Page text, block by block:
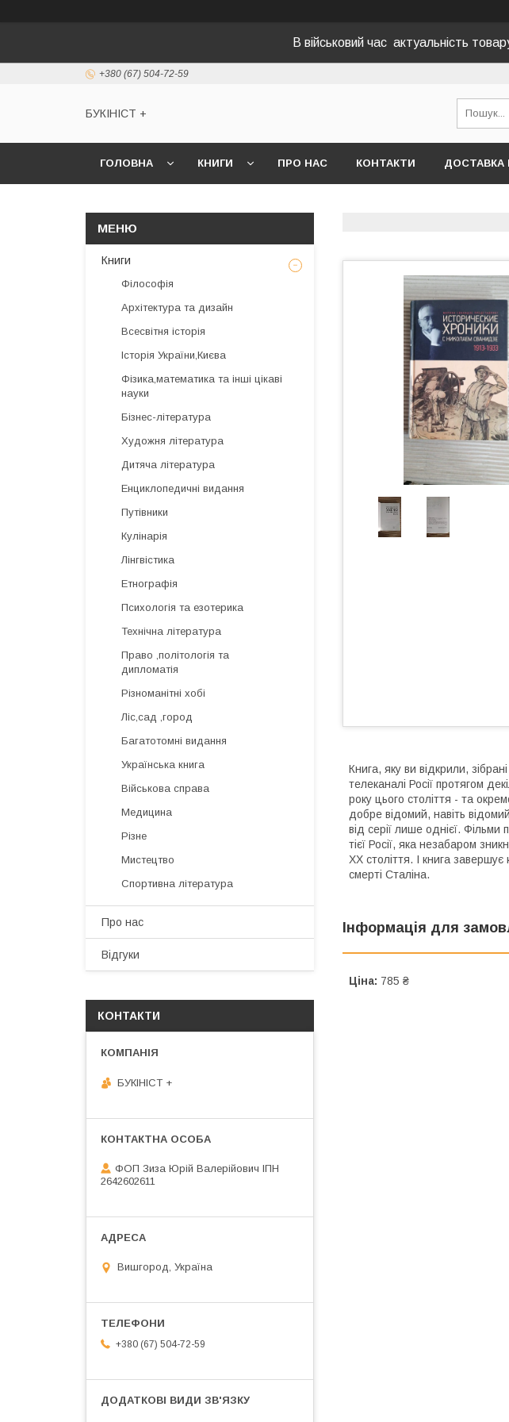
В військовий час актуальність
+380 (67) 504-72-59
БУКІНІСТ +
ГОЛОВНА КНИГИ ПРО НАС КОНТАКТИ ДОСТАВКА
Книга, яку ви відкрили,
телеканалі Росії протягом
року цього століття - та
добре відомий, навіть
від серії лише однієї.
тієї Росії, яка незабаром
XX століття. І книга
смерті Сталіна.
Інформація для
Ціна: 785 ₴
Книги
Філософія
Архітектура та дизайн
Всесвітня історія
Історія України,Києва
Фізика,математика та інші цікаві
науки
Бізнес-література
Художня література
Дитяча література
Енциклопедичні видання
Путівники
Кулінарія
Лінгвістика
Етнографія
Психологія та езотерика
Технічна література
Право ,політологія та
дипломатія
Різноманітні хобі
Ліс,сад ,город
Багатотомні видання
Українська книга
Військова справа
Медицина
Різне
Мистецтво
Спортивна література
Про нас
Відгуки
КОНТАКТИ
БУКІНІСТ +
ФОП Зиза Юрій Валерійович ІПН
2642602611
Вишгород, Україна
+380 (67) 504-72-59